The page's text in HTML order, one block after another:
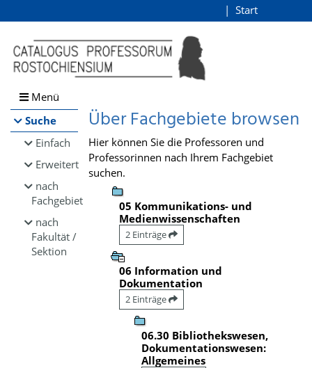
Browsen
direkt zum Inhalt
Start
Menü
Suche
Einfach
Erweitert
nach
Fachgebiet
nach
Fakultät /
Sektion
Über Fachgebiete browsen
Hier können Sie die Professoren und
Professorinnen nach Ihrem Fachgebiet
suchen.
05 Kommunikations- und
Medienwissenschaften
2 Einträge
06 Information und
Dokumentation
2 Einträge
06.30 Bibliothekswesen,
Dokumentationswesen:
Allgemeines